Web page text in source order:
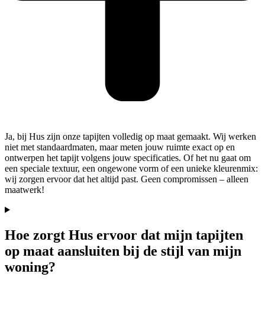
Ja, bij Hus zijn onze tapijten volledig op maat gemaakt. Wij werken
niet met standaardmaten, maar meten jouw ruimte exact op en
ontwerpen het tapijt volgens jouw specificaties. Of het nu gaat om
een speciale textuur, een ongewone vorm of een unieke kleurenmix:
wij zorgen ervoor dat het altijd past. Geen compromissen – alleen
maatwerk!
Hoe zorgt Hus ervoor dat mijn tapijten
op maat aansluiten bij de stijl van mijn
woning?